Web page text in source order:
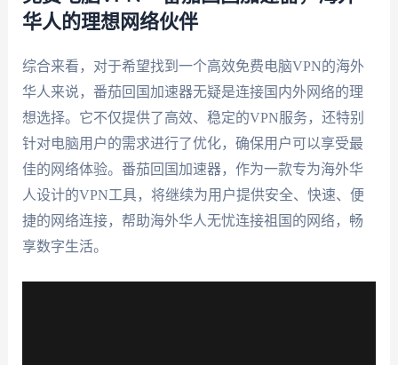
华人的理想网络伙伴
综合来看，对于希望找到一个高效免费电脑VPN的海外
华人来说，番茄回国加速器无疑是连接国内外网络的理
想选择。它不仅提供了高效、稳定的VPN服务，还特别
针对电脑用户的需求进行了优化，确保用户可以享受最
佳的网络体验。番茄回国加速器，作为一款专为海外华
人设计的VPN工具，将继续为用户提供安全、快速、便
捷的网络连接，帮助海外华人无忧连接祖国的网络，畅
享数字生活。